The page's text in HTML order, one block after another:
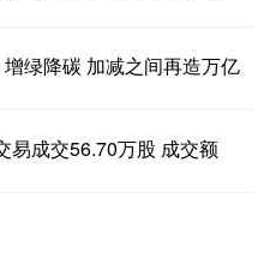
增绿降碳 加减之间再造万亿
易成交56.70万股 成交额